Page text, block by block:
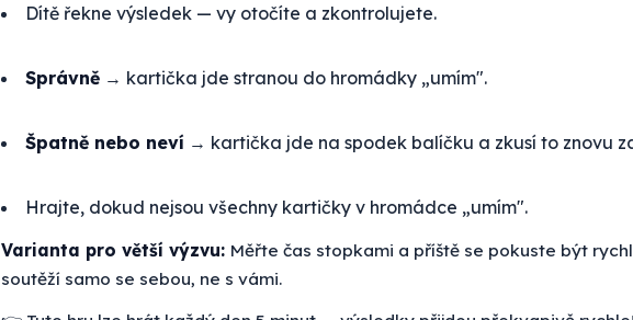
Dítě řekne výsledek — vy otočíte a zkontrolujete.
Správně → kartička jde stranou do hromádky „umím".
Špatně nebo neví → kartička jde na spodek balíčku a zkusí to znovu
Hrajte, dokud nejsou všechny kartičky v hromádce „umím".
Varianta pro větší výzvu: Měřte čas stopkami a příště se pokuste být
soutěží samo se sebou, ne s vámi.